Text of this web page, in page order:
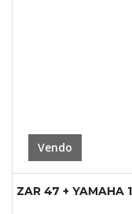
Vendo
ZAR 47 + YAMAHA